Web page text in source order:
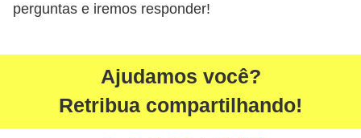
perguntas e iremos responder!
Ajudamos você?
Retribua compartilhando!